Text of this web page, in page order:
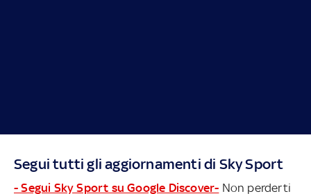
Segui tutti gli aggiornamenti di Sky Sport
- Segui Sky Sport su Google Discover- Non perderti